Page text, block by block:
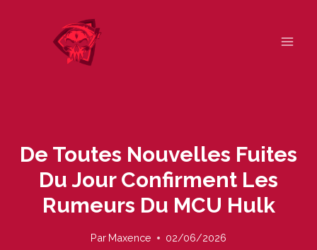
De Toutes Nouvelles Fuites
Du Jour Confirment Les
Rumeurs Du MCU Hulk
Par Maxence 02/06/2026